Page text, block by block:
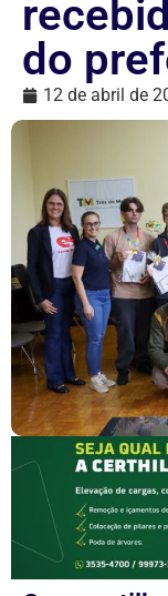
do
12 de abril de